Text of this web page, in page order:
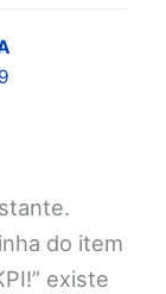
do item
existe